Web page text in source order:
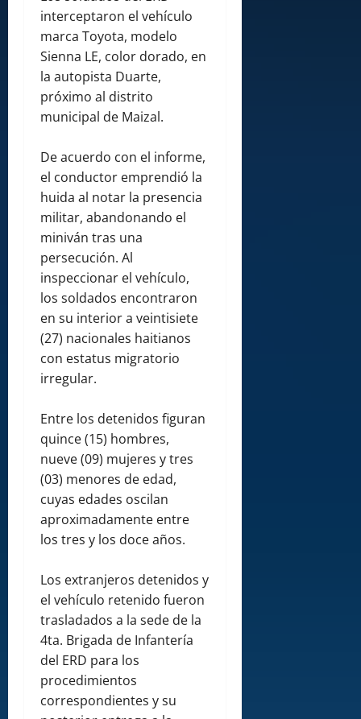
interceptaron el vehículo
marca Toyota, modelo
Sienna LE, color dorado, en
la autopista Duarte,
próximo al distrito
municipal de Maizal.
De acuerdo con el informe,
el conductor emprendió la
huida al notar la presencia
militar, abandonando el
miniván tras una
persecución. Al
inspeccionar el vehículo,
los soldados encontraron
en su interior a veintisiete
(27) nacionales haitianos
con estatus migratorio
irregular.
Entre los detenidos figuran
quince (15) hombres,
nueve (09) mujeres y tres
(03) menores de edad,
cuyas edades oscilan
aproximadamente entre
los tres y los doce años.
Los extranjeros detenidos y
el vehículo retenido fueron
trasladados a la sede de la
4ta. Brigada de Infantería
del ERD para los
procedimientos
correspondientes y su